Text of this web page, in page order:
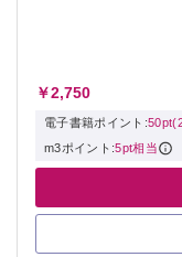
￥2,750
電子書籍ポイント:
m3ポイント:5pt相当